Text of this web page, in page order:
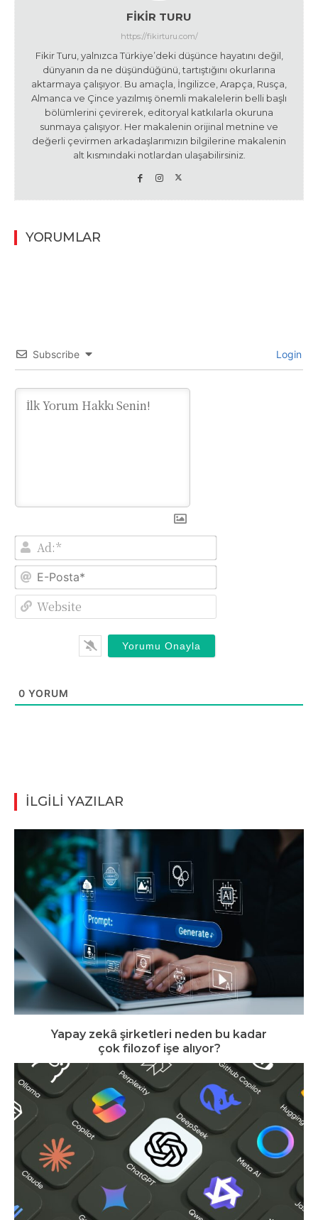
FIKIR TURU
https://fikirturu.com/
Fikir Turu, yalnızca Türkiye’deki düşünce hayatını değil,
dünyanın da ne düşündüğünü, tartıştığını okurlarına
aktarmaya çalışıyor. Bu amaçla, İngilizce, Arapça, Rusça,
Almanca ve Çince yazılmış önemli makalelerin belli başlı
bölümlerini çevirerek, editoryal katkılarla okuruna
sunmaya çalışıyor. Her makalenin orijinal metnine ve
değerli çevirmen arkadaşlarımızın bilgilerine makalenin
alt kısmındaki notlardan ulaşabilirsiniz.
YORUMLAR
Subscribe Login
Ad:*
E-
0 YORUM
İLGİLİ YAZILAR
Yapay zekâ şirketleri neden bu kadar
çok filozof işe alıyor?